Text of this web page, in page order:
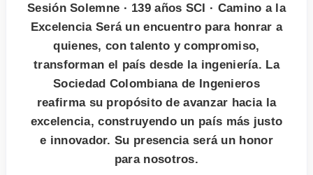
Sesión Solemne · 139 años SCI · Camino a la
Excelencia Será un encuentro para honrar a
quienes, con talento y compromiso,
transforman el país desde la ingeniería. La
Sociedad Colombiana de Ingenieros
reafirma su propósito de avanzar hacia la
excelencia, construyendo un país más justo
e innovador. Su presencia será un honor
para nosotros.